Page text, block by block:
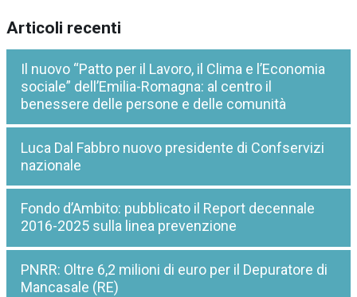
Articoli recenti
Il nuovo “Patto per il Lavoro, il Clima e l’Economia
sociale” dell’Emilia-Romagna: al centro il
benessere delle persone e delle comunità
Luca Dal Fabbro nuovo presidente di Confservizi
nazionale
Fondo d’Ambito: pubblicato il Report decennale
2016-2025 sulla linea prevenzione
PNRR: Oltre 6,2 milioni di euro per il Depuratore di
Mancasale (RE)